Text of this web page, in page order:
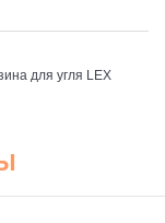
для угля LEX